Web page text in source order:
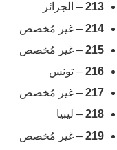
213 – الجزائر
214 – غير مُخصص
215 – غير مُخصص
216 – تونس
217 – غير مُخصص
218 – ليبيا
219 – غير مُخصص